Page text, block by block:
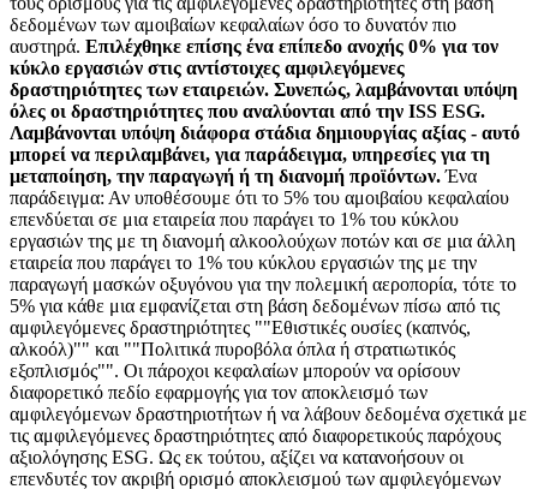
δεδομένων των αμοιβαίων κεφαλαίων όσο το δυνατόν πιο
αυστηρά. Επιλέχθηκε επίσης ένα επίπεδο ανοχής 0% για τον
κύκλο εργασιών στις αντίστοιχες αμφιλεγόμενες
δραστηριότητες των εταιρειών. Συνεπώς, λαμβάνονται υπόψη
όλες οι δραστηριότητες που αναλύονται από την ISS ESG.
Λαμβάνονται υπόψη διάφορα στάδια δημιουργίας αξίας - αυτό
μπορεί να περιλαμβάνει, για παράδειγμα, υπηρεσίες για τη
μεταποίηση, την παραγωγή ή τη διανομή προϊόντων.Ένα
παράδειγμα: Αν υποθέσουμε ότι το 5% του αμοιβαίου κεφαλαίου
επενδύεται σε μια εταιρεία που παράγει το 1% του κύκλου
εργασιών της με τη διανομή αλκοολούχων ποτών και σε μια άλλη
εταιρεία που παράγει το 1% του κύκλου εργασιών της με την
παραγωγή μασκών οξυγόνου για την πολεμική αεροπορία, τότε το
5% για κάθε μια εμφανίζεται στη βάση δεδομένων πίσω από τις
αμφιλεγόμενες δραστηριότητες ""Εθιστικές ουσίες (καπνός,
αλκοόλ)"" και ""Πολιτικά πυροβόλα όπλα ή στρατιωτικός
εξοπλισμός"". Οι πάροχοι κεφαλαίων μπορούν να ορίσουν
διαφορετικό πεδίο εφαρμογής για τον αποκλεισμό των
αμφιλεγόμενων δραστηριοτήτων ή να λάβουν δεδομένα σχετικά με
τις αμφιλεγόμενες δραστηριότητες από διαφορετικούς παρόχους
αξιολόγησης ESG. Ως εκ τούτου, αξίζει να κατανοήσουν οι
επενδυτές τον ακριβή ορισμό αποκλεισμού των αμφιλεγόμενων